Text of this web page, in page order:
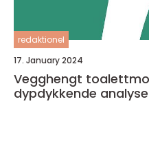
redaktionel
17. January 2024
Vegghengt
dypdykkende analyse